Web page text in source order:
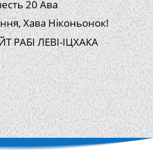
20 Ава
Хава Ніконьонок!
РАБІ ЛЕВІ-ІЦХАКА